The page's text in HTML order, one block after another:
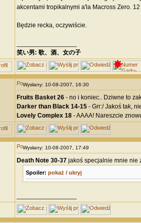
akcentami tropikalnymi a'la Macross Zero.
Będzie recka, oczywiście.
笑い男: 歌、酒、女の子 DRM:
Wysłany: 10-08-2007, 16:30
Fruits Basket 26- no i koniec.. Dziwne to
Darker than Black 14-15- Grr:/ Jakoś tak,
Lovely Complex 18- AAAA! Nareszcie
Wysłany: 10-08-2007, 17:49
Death Note 30-37jakoś specjalnie mnie nie
Spoiler: pokaż / ukryj